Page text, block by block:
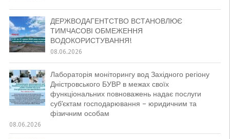
ДЕРЖВОДАГЕНТСТВО ВСТАНОВЛЮЄ
ТИМЧАСОВІ ОБМЕЖЕННЯ
ВОДОКОРИСТУВАННЯ!
08.06.2026
Лабораторія моніторингу вод Західного регіону
Дністровського БУВР в межах своїх
функціональних повноважень надає послуги
суб’єктам господарювання – юридичним та
фізичним особам
08.06.2026